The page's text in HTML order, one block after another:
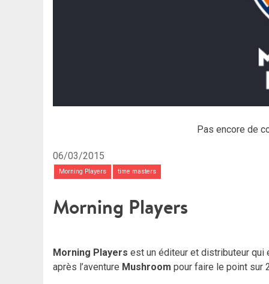
Pas encore de
06/03/2015
Morning Players time masters
Morning Players
Morning Players est un éditeur et distributeur qui
après l’aventure Mushroom pour faire le point sur